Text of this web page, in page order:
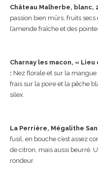
Château Malherbe, blanc,
passion bien mûrs, fruits
l’amende fraîche et des
Charnay les macon, «
: Nez florale et sur la mangue
frais sur la poire et la pêche
silex.
La Perrière, Mégalithe
fusil, en bouche c’est assez
de citron, mais aussi beurré.
rondeur.